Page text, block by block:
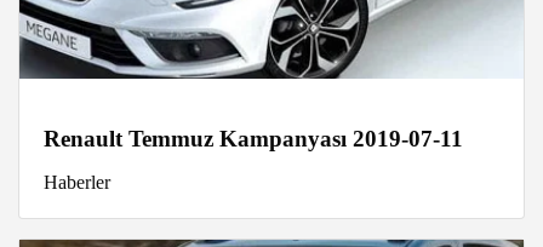
Renault Temmuz Kampanyası 2019-07-11
Haberler